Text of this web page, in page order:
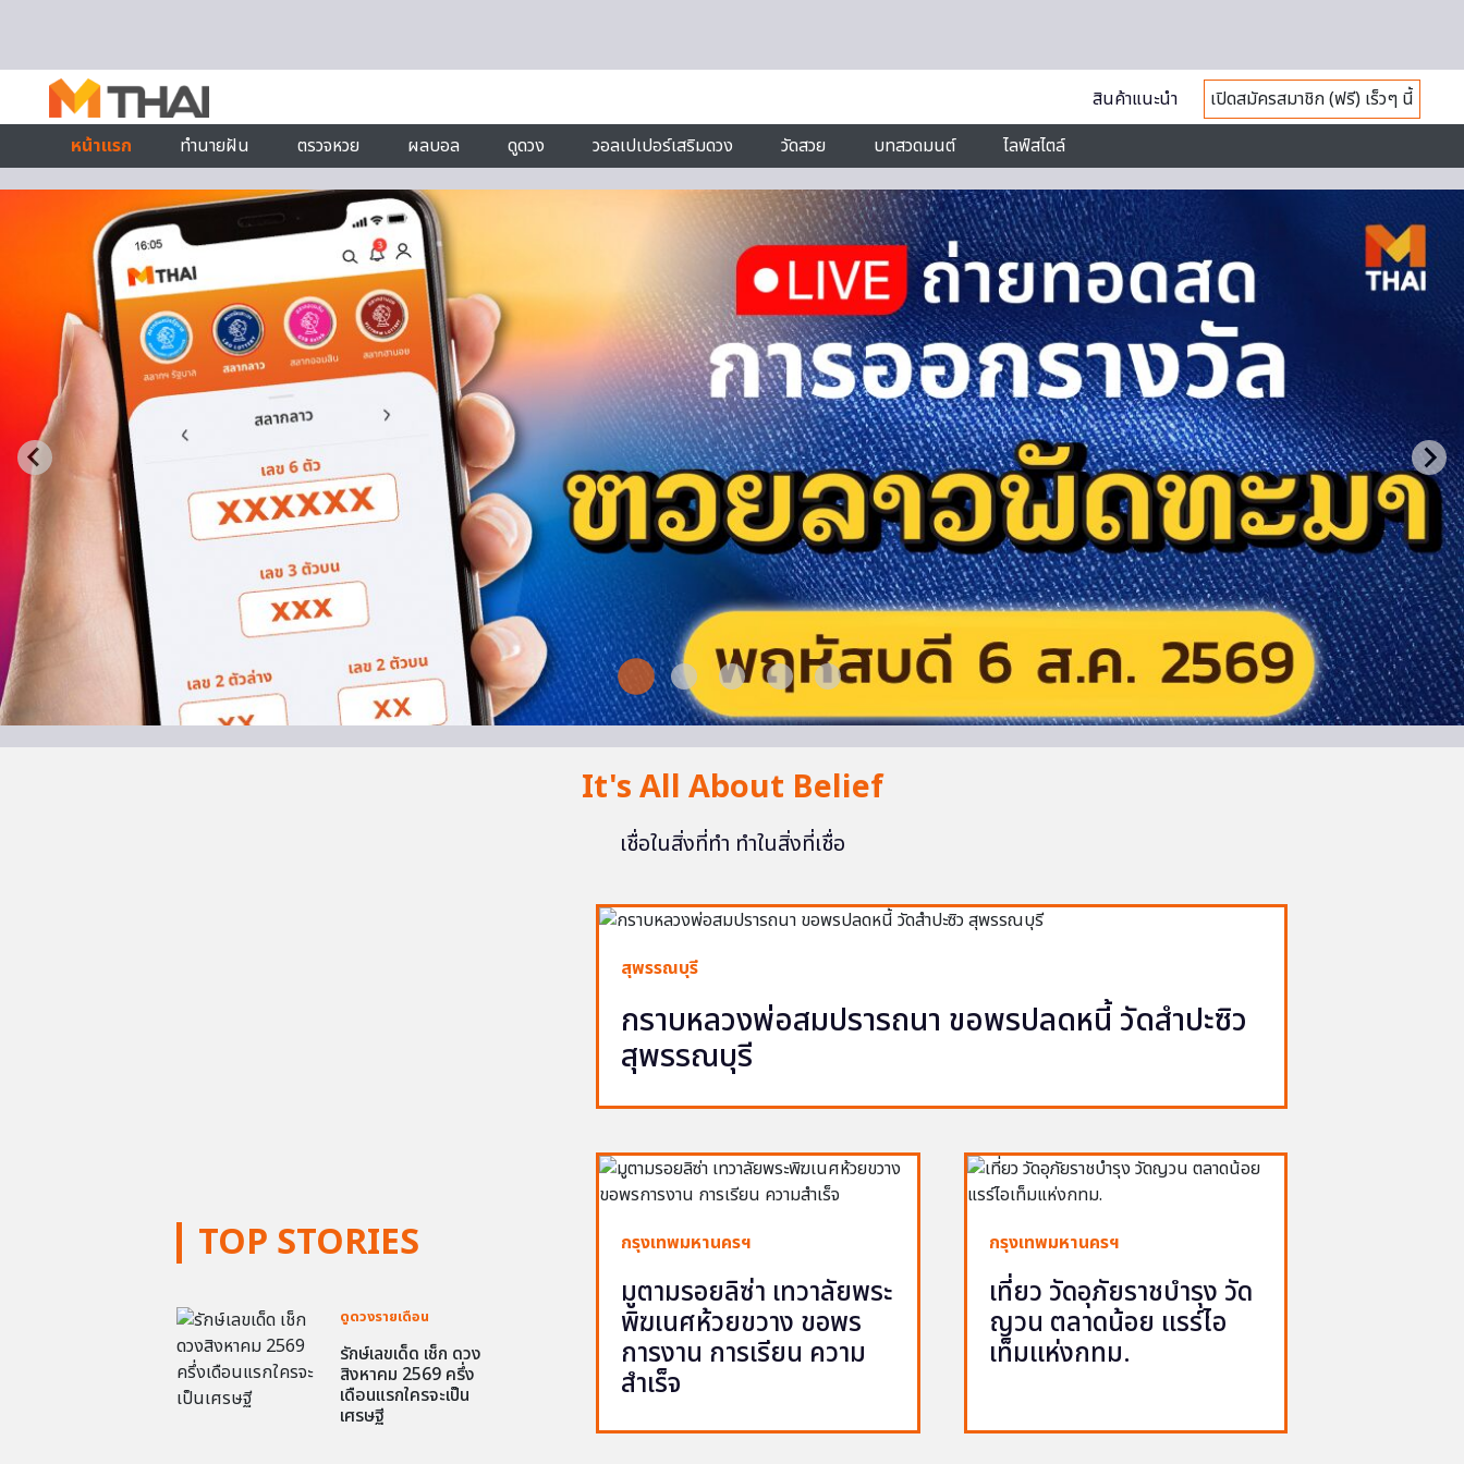
สินค้าแนะนำ
เปิดสมัครสมาชิก (ฟรี) เร็วๆ นี้
หน้าแรก
ทำนายฝัน ตรวจหวย ผลบอล ดูดวง วอลเปเปอร์เสริมดวง วัดสวย บทสวดมนต์ ไลฟ์สไตล์
It's All About Belief
เชื่อในสิ่งที่ทำ ทำในสิ่งที่เชื่อ
TOP STORIES
ดูดวงรายเดือน
รักษ์เลขเด็ด เช็ก ดวง
สิงหาคม 2569 ครึ่ง
เดือนแรกใครจะเป็น
เศรษฐี
สุพรรณบุรี
กราบหลวงพ่อสมปรารถนา ขอพรปลดหนี้ วัดสำปะซิว
สุพรรณบุรี
กรุงเทพมหานครฯ
มูตามรอยลิซ่า เทวาลัยพระ
พิฆเนศห้วยขวาง ขอพร
การงาน การเรียน ความ
สำเร็จ
กรุงเทพมหานครฯ
เที่ยว วัดอุภัยราชบำรุง วัด
ญวน ตลาดน้อย แรร์ไอ
เท็มแห่งกทม.